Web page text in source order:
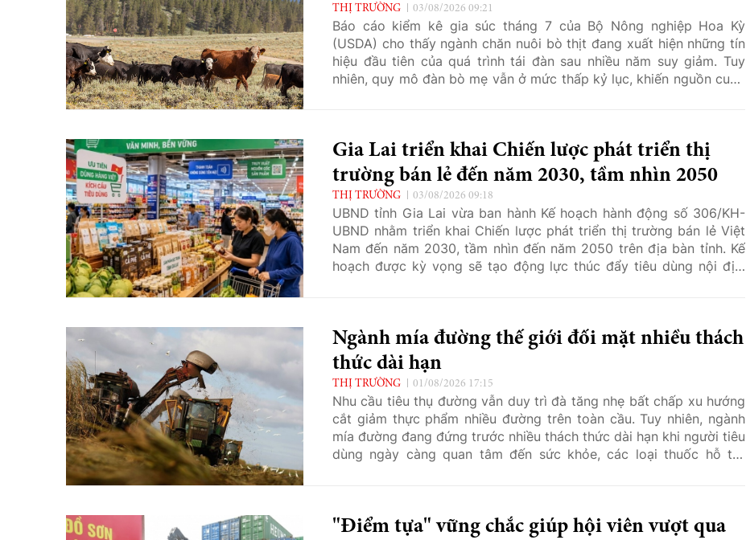
THỊ TRƯỜNG 03/08/2026 09:21
Báo cáo kiểm kê gia súc tháng 7 của Bộ Nông nghiệp Hoa Kỳ
(USDA) cho thấy ngành chăn nuôi bò thịt đang xuất hiện những tín
hiệu đầu tiên của quá trình tái đàn sau nhiều năm suy giảm. Tuy
nhiên, quy mô đàn bò mẹ vẫn ở mức thấp kỷ lục, khiến nguồn cung
Gia Lai triển khai Chiến lược phát triển thị
trường bán lẻ đến năm 2030, tầm nhìn 2050
THỊ TRƯỜNG 03/08/2026 09:18
UBND tỉnh Gia Lai vừa ban hành Kế hoạch hành động số 306/KH-
UBND nhằm triển khai Chiến lược phát triển thị trường bán lẻ Việt
Nam đến năm 2030, tầm nhìn đến năm 2050 trên địa bàn tỉnh. Kế
hoạch được kỳ vọng sẽ tạo động lực thúc đẩy tiêu dùng nội địa,
Ngành mía đường thế giới đối mặt nhiều thách
thức dài hạn
THỊ TRƯỜNG 01/08/2026 17:15
Nhu cầu tiêu thụ đường vẫn duy trì đà tăng nhẹ bất chấp xu hướng
cắt giảm thực phẩm nhiều đường trên toàn cầu. Tuy nhiên, ngành
mía đường đang đứng trước nhiều thách thức dài hạn khi người tiêu
dùng ngày càng quan tâm đến sức khỏe, các loại thuốc hỗ trợ
"Điểm tựa" vững chắc giúp hội viên vượt qua